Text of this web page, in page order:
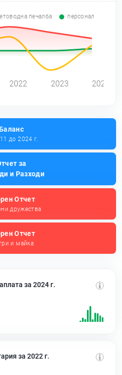
печалба персонал
2022 2023 2024
до 2024 г.
за
и Разходи
Отчет
дружества
Отчет
и майка
за 2024 г.
за 2022 г.